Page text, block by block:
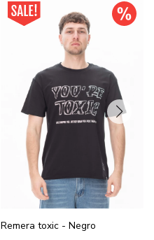
Remera toxic - Negro